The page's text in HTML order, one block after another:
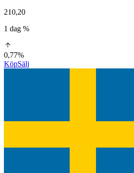
210,20
1 dag %
0,77%
KöpSälj